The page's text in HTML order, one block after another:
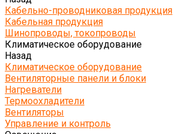
Кабельно-проводниковая продукция
Кабельная продукция
Шинопроводы, токопроводы
Климатическое оборудование
Назад
Климатическое оборудование
Вентиляторные панели и блоки
Нагреватели
Термоохладители
Вентиляторы
Управление и контроль